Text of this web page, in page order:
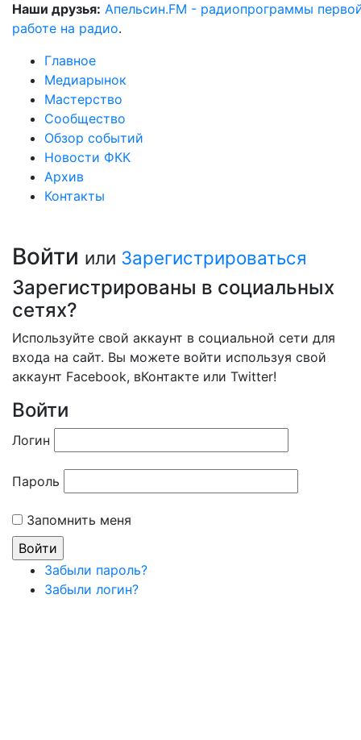
Наши друзья: Апельсин.FM - радиопрограммы
работе на радио.
Главное
Медиарынок
Мастерство
Сообщество
Обзор событий
Новости ФКК
Архив
Контакты
Войти или Зарегистрироваться
Зарегистрированы в социальных
сетях?
Используйте свой аккаунт в социальной сети для
входа на сайт. Вы можете войти используя свой
аккаунт Facebook, вКонтакте или Twitter!
Войти
Логин
Пароль
Запомнить меня
Забыли пароль?
Забыли логин?